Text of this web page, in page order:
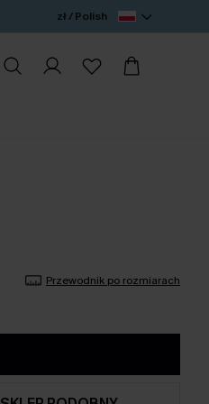
zł / Polish
Przewodnik po rozmiarach